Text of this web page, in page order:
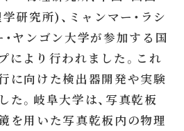
研究所)、ミャンマー・ラシ
・ヤンゴン大学が参加する国
により行われました。これ
に向けた検出器開発や実験
た。岐阜大学は、写真乾板
を用いた写真乾板内の物理